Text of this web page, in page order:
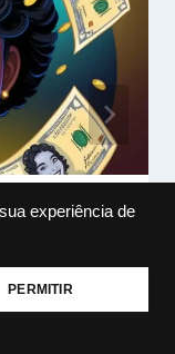
experiência de
PERMITIR
Dinheiro